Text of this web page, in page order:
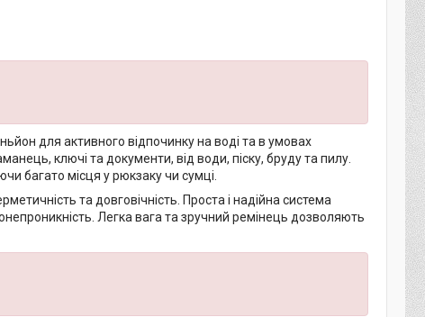
для активного відпочинку на воді та в умовах
ключі та документи, від води, піску, бруду та пилу.
багато місця у рюкзаку чи сумці.
та довговічність. Проста і надійна система
Легка вага та зручний ремінець дозволяють